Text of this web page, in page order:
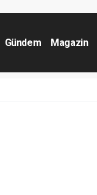
Gündem Magazin